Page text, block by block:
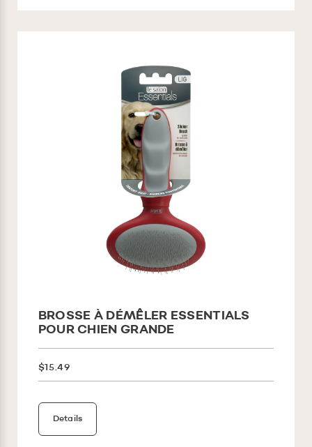
BROSSE À DÉMÊLER ESSENTIALS
POUR CHIEN GRANDE
$15.49
Details